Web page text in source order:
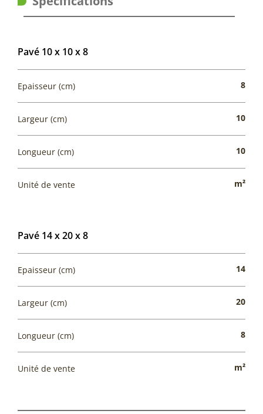
Pavé 10 x 10 x 8
Epaisseur (cm) 8
Largeur (cm) 10
Longueur (cm) 10
Unité de vente m²
Pavé 14 x 20 x 8
Epaisseur (cm) 14
Largeur (cm) 20
Longueur (cm) 8
Unité de vente m²